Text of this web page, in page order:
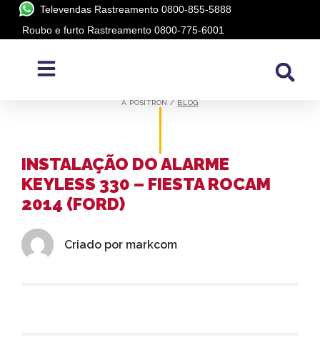
Televendas Rastreamento 0800-855-5888
Roubo e furto Rastreamento 0800-775-6001
A PÓSITRON / BLOG
INSTALAÇÃO DO ALARME
KEYLESS 330 – FIESTA ROCAM
2014 (FORD)
Criado por markcom